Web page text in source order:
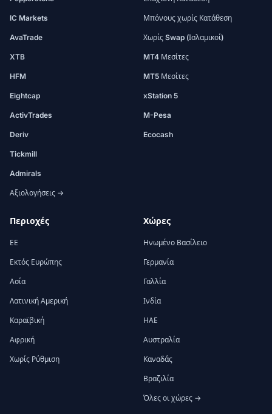
IC Markets
AvaTrade
XTB
HFM
Eightcap
ActivTrades
Deriv
Tickmill
Admirals
Αξιολογήσεις →
Μπόνους χωρίς Κατάθεση
Χωρίς Swap (Ισλαμικοί)
MT4 Μεσίτες
MT5 Μεσίτες
xStation 5
M-Pesa
Ecocash
Περιοχές
ΕΕ
Εκτός Ευρώπης
Ασία
Λατινική Αμερική
Καραϊβική
Αφρική
Χωρίς Ρύθμιση
Χώρες
Ηνωμένο Βασίλειο
Γερμανία
Γαλλία
Ινδία
ΗΑΕ
Αυστραλία
Καναδάς
Βραζιλία
Όλες οι χώρες →